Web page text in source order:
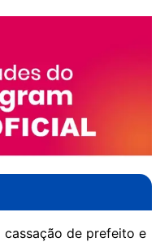
cassação de prefeito e